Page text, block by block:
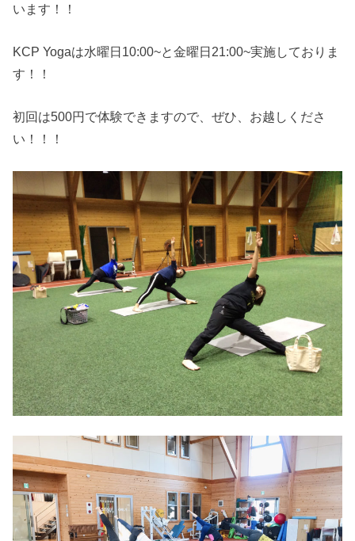
います！！
KCP Yogaは水曜日10:00~と金曜日21:00~実施しておりま
す！！
初回は500円で体験できますので、ぜひ、お越しくださ
い！！！